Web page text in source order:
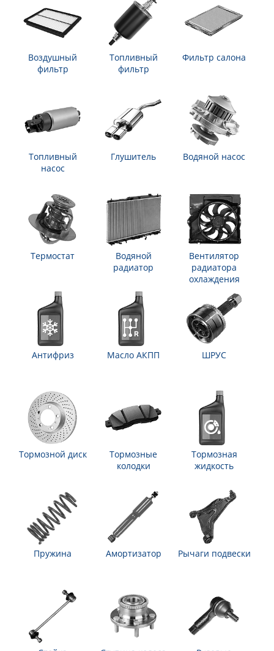
Воздушный
фильтр
Топливный
фильтр
Фильтр салона
Топливный
насос
Глушитель Водяной насос
Термостат
Водяной
радиатор
Вентилятор
радиатора
охлаждения
Антифриз Масло АКПП ШРУС
Тормозной диск
Тормозные
колодки
Тормозная
жидкость
Пружина Амортизатор Рычаги подвески